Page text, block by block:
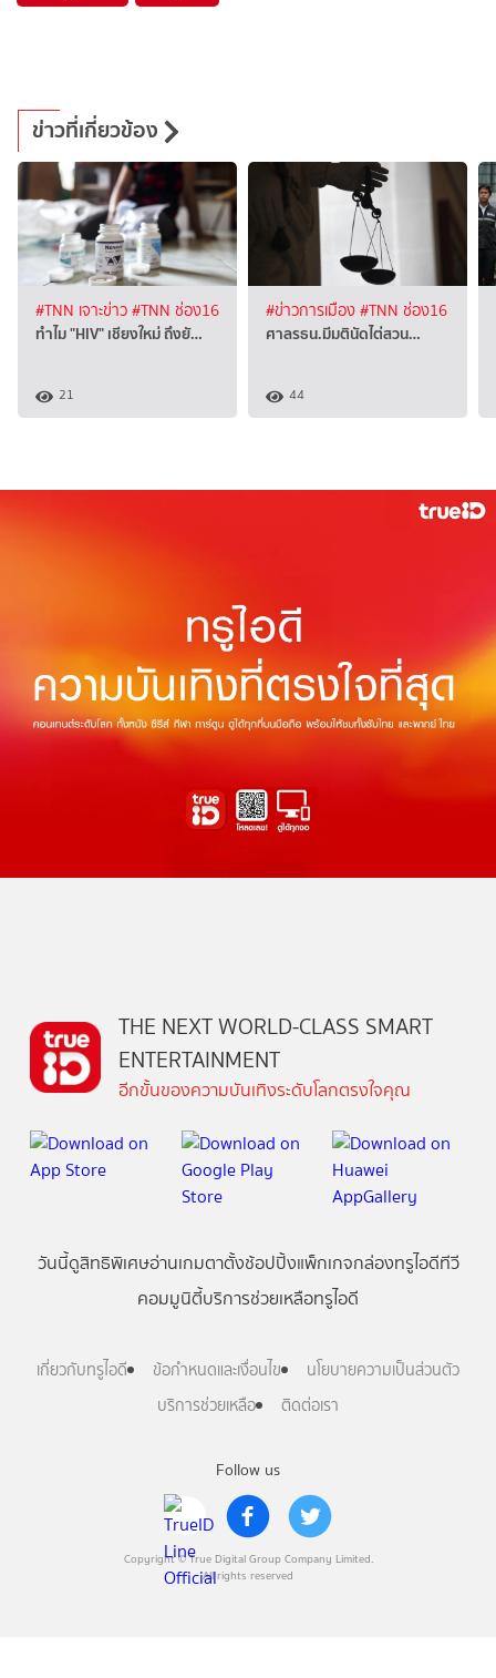
ข่าวที่เกี่ยวข้อง
#TNN เจาะข่าว#TNN ช่อง16
ทำไม "HIV" เชียงใหม่ ถึงยั…
21
#ข่าวการเมือง#TNN ช่อง16
ศาลรธน.มีมตินัดไต่สวน…
44
Follow us
Copyright © True Digital Group Company Limited.
All rights reserved
THE NEXT WORLD-CLASS SMART
ENTERTAINMENT
อีกขั้นของความบันเทิงระดับโลกตรงใจคุณ
วันนี้ดูสิทธิพิเศษอ่านเกมตาตั้งช้อปปิ้งแพ็กเกจกล่องทรูไอดีทีวี
คอมมูนิตี้บริการช่วยเหลือทรูไอดี
เกี่ยวกับทรูไอดี ข้อกำหนดและเงื่อนไข
นโยบายความเป็นส่วนตัว
บริการช่วยเหลือ
ติดต่อเรา